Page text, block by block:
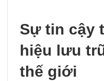
Sự tin cậy
hiệu lưu
thế giới